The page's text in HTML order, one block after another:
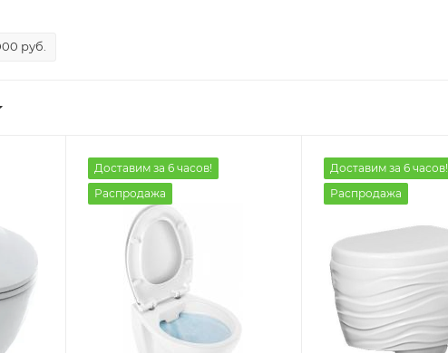
руб.
Доставим за 6 часов!
Распродажа
Доставим за 6 часов!
Распродажа